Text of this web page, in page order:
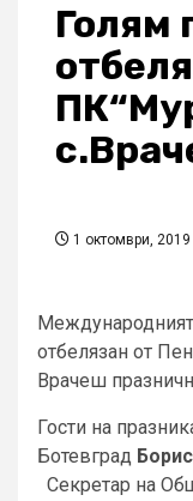
Голям
1 октомври, 2019
отбелязан от
Врачеш
Гости на
Ботевград
Секретар на